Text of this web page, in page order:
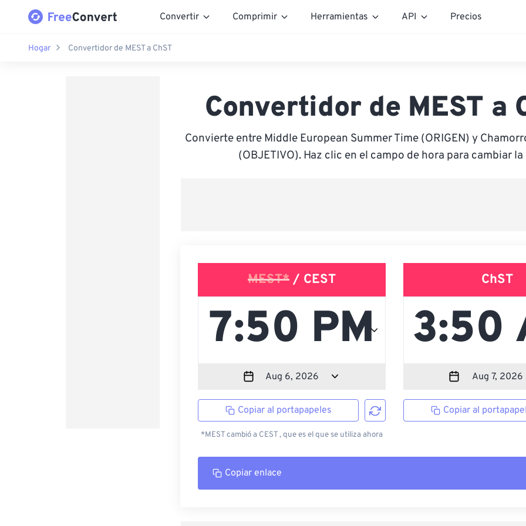
Convertir Comprimir Herramientas API Precios
Hogar Convertidor de MEST a ChST
Convertidor de MEST a
Convierte entre Middle European Summer Time (ORIGEN) y
(OBJETIVO). Haz clic en el campo de hora para cambiar la
MEST* / CEST
Copiar al portapapeles
*MEST cambió a CEST , que es el que se utiliza ahora
ChST
Copiar al
Copiar enlace